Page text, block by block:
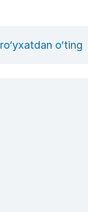
ro‘yxatdan o‘ting